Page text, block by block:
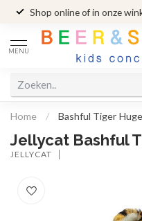
Shop online of in onze
MENU
Home / Bashful Tiger Huge
Jellycat Bashful
JELLYCAT